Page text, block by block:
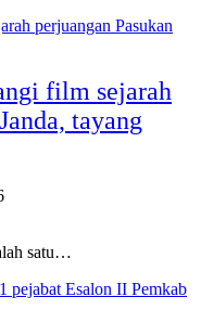
film sejarah
tayang
satu…